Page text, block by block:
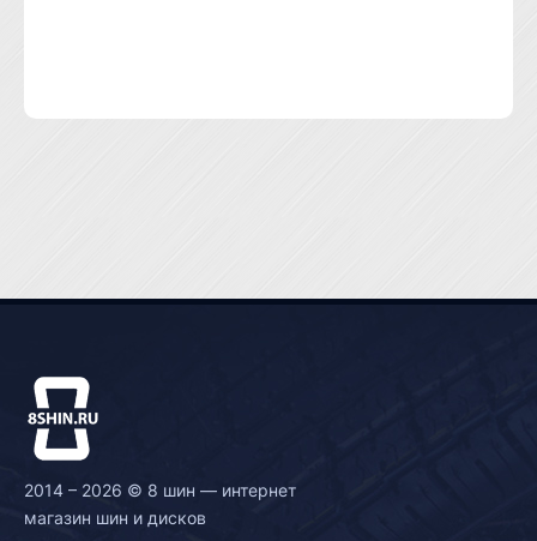
2014 – 2026 © 8 шин — интернет
магазин шин и дисков